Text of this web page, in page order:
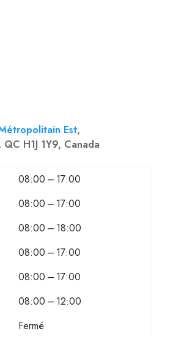
Est,
H1J 1Y9, Canada
08:00 – 17:00
08:00 – 17:00
08:00 – 18:00
08:00 – 17:00
08:00 – 17:00
08:00 – 12:00
Fermé